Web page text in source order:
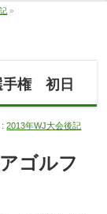
»
手権 初日
:2013年WJ大会後記
ゴルフ